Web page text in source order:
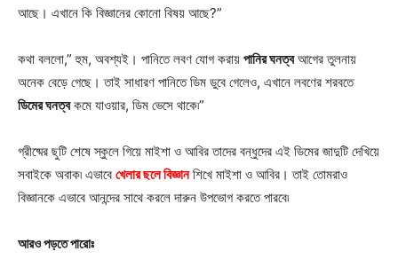
আছে। এখানে কি বিজ্ঞানের কোনো বিষয় আছে?”
কথা বললো,” হুম, অবশ্যই। পানিতে লবণ যোগ করায় পানির ঘনত্বআগের তুলনায়
অনেক বেড়ে গেছে। তাই সাধারণ পানিতে ডিম ডুবে গেলেও, এখানে লবণের শরবতে
ডিমের ঘনত্বকমে যাওয়ার, ডিম ভেসে থাকে৷”
গ্রীষ্মের ছুটি শেষে স্কুলে গিয়ে মাইশা ও আবির তাদের বন্ধুদের এই ডিমের জাদুটি দেখিয়ে
সবাইকে অবাক৷ এভাবে খেলার ছলে বিজ্ঞানশিখে মাইশা ও আবির। তাই তোমরাও
বিজ্ঞানকে এভাবে আনন্দের সাথে করলে দারুন উপভোগ করতে পারবে৷
আরও পড়তে পারোঃ